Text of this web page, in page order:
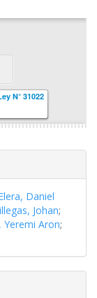
N° 31022
Daniel
Johan;
Yeremi Aron;